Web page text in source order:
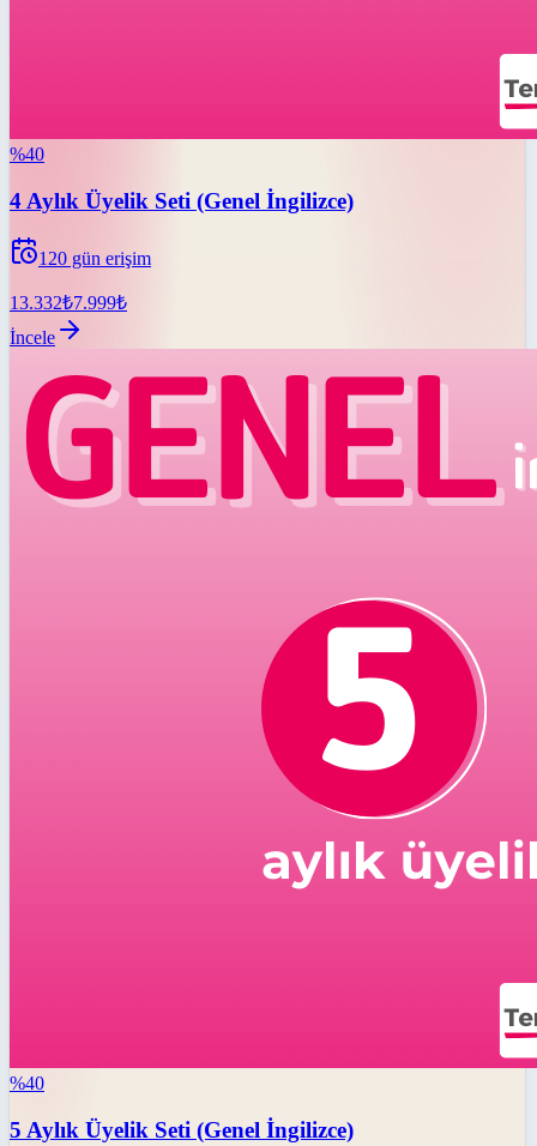
%40
4 Aylık Üyelik Seti (Genel İngilizce)
120 gün erişim
13.332₺7.999₺
İncele
%40
5 Aylık Üyelik Seti (Genel İngilizce)